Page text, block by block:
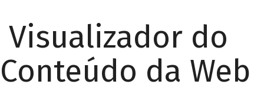
Visualizador do
Conteúdo da Web